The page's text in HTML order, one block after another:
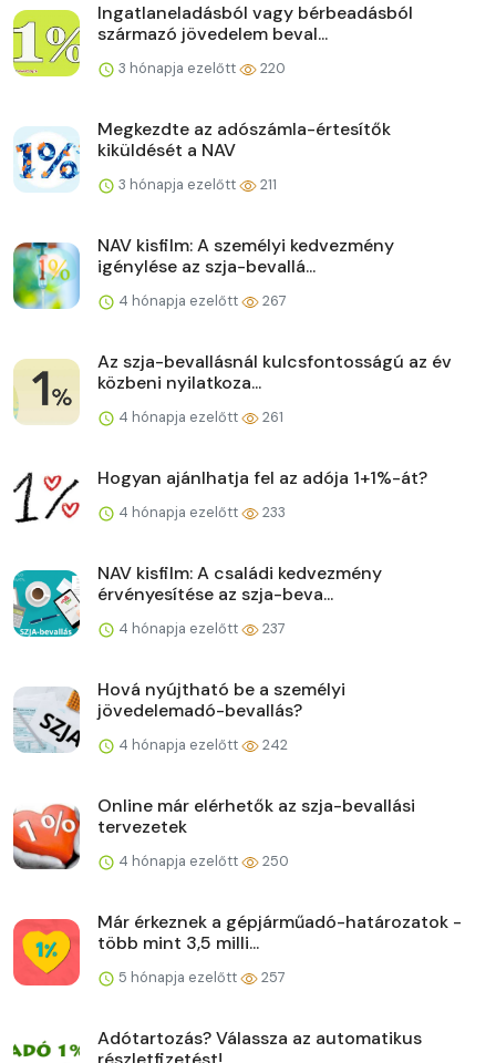
Ingatlaneladásból vagy bérbeadásból
származó jövedelem beval...
3 hónapja ezelőtt 220
Megkezdte az adószámla-értesítők
kiküldését a NAV
3 hónapja ezelőtt 211
NAV kisfilm: A személyi kedvezmény
igénylése az szja-bevallá...
4 hónapja ezelőtt 267
Az szja-bevallásnál kulcsfontosságú az év
közbeni nyilatkoza...
4 hónapja ezelőtt 261
Hogyan ajánlhatja fel az adója 1+1%-át?
4 hónapja ezelőtt 233
NAV kisfilm: A családi kedvezmény
érvényesítése az szja-beva...
4 hónapja ezelőtt 237
Hová nyújtható be a személyi
jövedelemadó-bevallás?
4 hónapja ezelőtt 242
Online már elérhetők az szja-bevallási
tervezetek
4 hónapja ezelőtt 250
Már érkeznek a gépjárműadó-határozatok -
több mint 3,5 milli...
5 hónapja ezelőtt 257
Adótartozás? Válassza az automatikus